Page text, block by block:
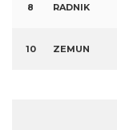
8 RADNIK
10 ZEMUN